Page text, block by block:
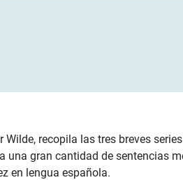
Wilde, recopila las tres breves
una gran cantidad de sentencias
en lengua española.